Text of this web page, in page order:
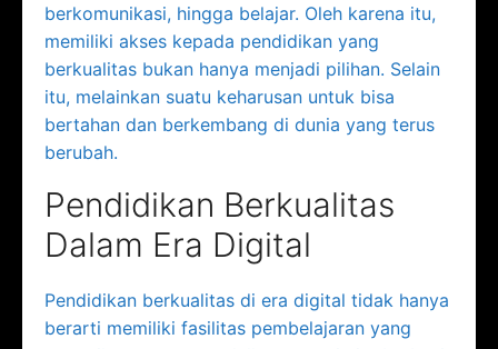
berkomunikasi, hingga belajar. Oleh karena itu,
memiliki akses kepada pendidikan yang
berkualitas bukan hanya menjadi pilihan. Selain
itu, melainkan suatu keharusan untuk bisa
bertahan dan berkembang di dunia yang terus
berubah.
Pendidikan Berkualitas
Dalam Era Digital
Pendidikan berkualitas di era digital tidak hanya
berarti memiliki fasilitas pembelajaran yang